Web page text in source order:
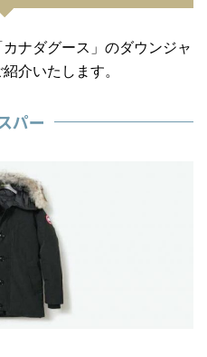
ナダグース」のダウンジャ
介いたします。
パー